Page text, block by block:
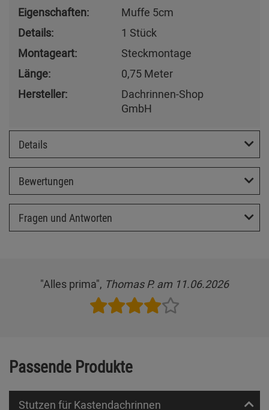
Eigenschaften:
Muffe 5cm
Details:
1 Stück
Montageart:
Steckmontage
Länge:
0,75 Meter
Hersteller:
Dachrinnen-Shop
GmbH
Details
Bewertungen
Fragen und Antworten
"Alles prima", Thomas P. am 11.06.2026
Passende Produkte
Stutzen für Kastendachrinnen